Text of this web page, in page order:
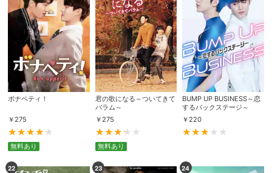
視聴デバイス一覧
スマホなどでRakuten TVを視聴する際のデ
バイス連携の設定ができます。
パスコード設定
視聴年齢制限の変更時にパスコード入力が
求められるのでお子さまがいても安心で
す。
メルマガの配信停止、配信先のメールアド
レスの変更が可能です。
定額見放題解約
定額見放題コンテンツの解約はこちらから
ボナペティ！
￥ 275
無料あり
君の歌になる～ついてきて
バラム～
￥ 275
無料あり
BUMP UP BUSINESS～恋
するバックステージ～
￥ 220
22 23 24